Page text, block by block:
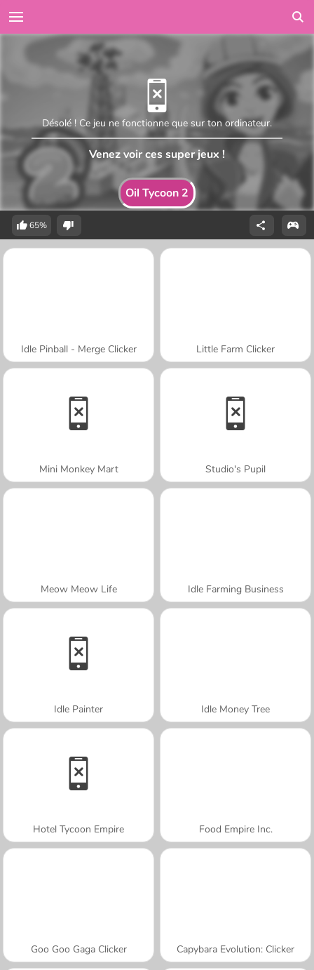
Oil Tycoon 2
Désolé ! Ce jeu ne fonctionne que sur ton ordinateur.
Venez voir ces super jeux !
65%
Idle Pinball - Merge Clicker Little Farm Clicker
Mini Monkey Mart Studio's Pupil
Meow Meow Life Idle Farming Business
Idle Painter Idle Money Tree
Hotel Tycoon Empire Food Empire Inc.
Goo Goo Gaga Clicker Capybara Evolution: Clicker